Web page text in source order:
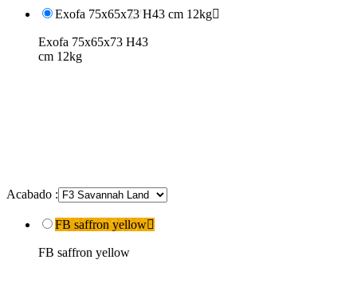
Exofa 75x65x73 H43 cm 12kg
Exofa 75x65x73 H43
cm 12kg
Acabado :
FB saffron yellow
FB saffron yellow